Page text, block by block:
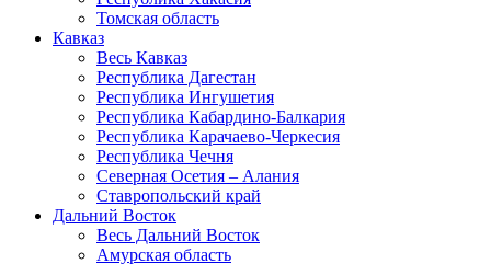
Томская область
Кавказ
Весь Кавказ
Республика Дагестан
Республика Ингушетия
Республика Кабардино-Балкария
Республика Карачаево-Черкесия
Республика Чечня
Северная Осетия – Алания
Ставропольский край
Дальний Восток
Весь Дальний Восток
Амурская область